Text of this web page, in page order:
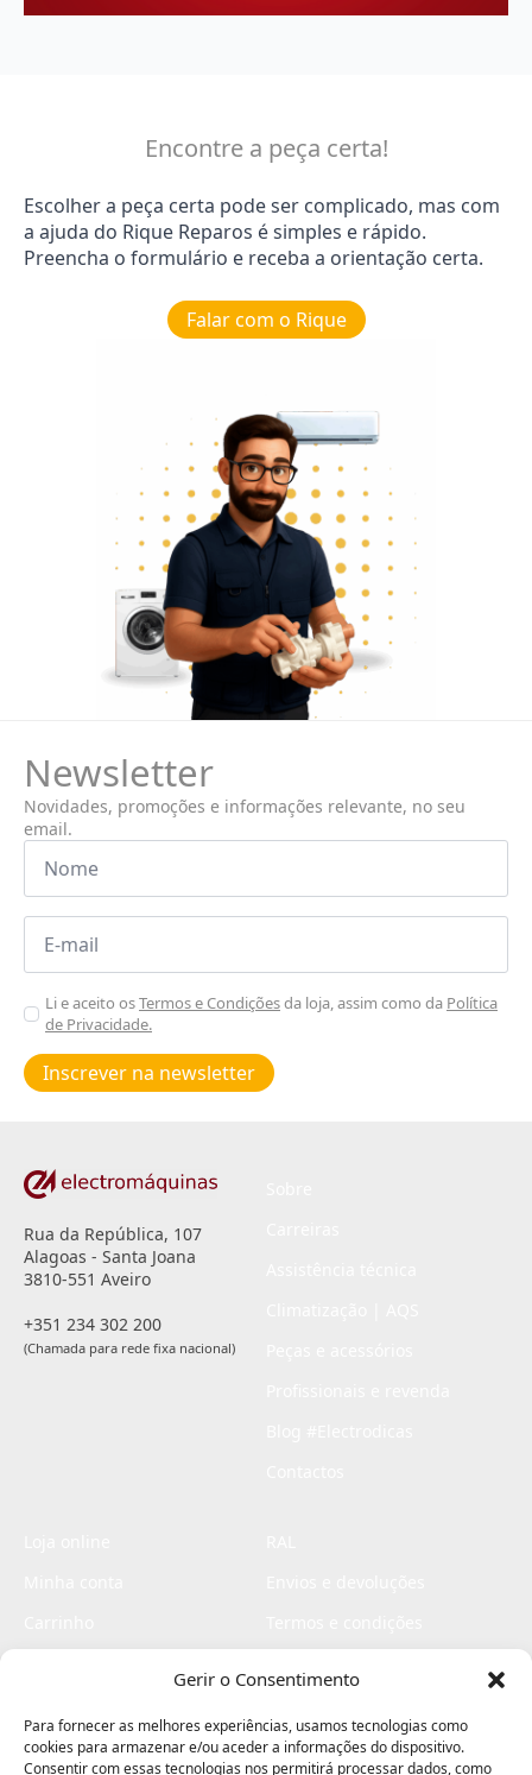
Gerir o Consentimento
Para fornecer as melhores experiências, usamos tecnologias como
cookies para armazenar e/ou aceder a informações do dispositivo.
Consentir com essas tecnologias nos permitirá processar dados, como
Encontre a peça certa!
Escolher a peça certa pode ser complicado, mas com
a ajuda do Rique Reparos é simples e rápido.
Preencha o formulário e receba a orientação certa.
Falar com o Rique
Newsletter
Novidades, promoções e informações relevante, no seu
email.
Nome
Email
Aceitar
Poiticas
de
privacidade
Li e aceito osTermos e Condiçõesda loja, assim como da Política
de Privacidade.
Inscrever na newsletter
Rua da República, 107
Alagoas - Santa Joana
3810-551 Aveiro
+351 234 302 200
(Chamada para rede fixa nacional)
Livro de elogios